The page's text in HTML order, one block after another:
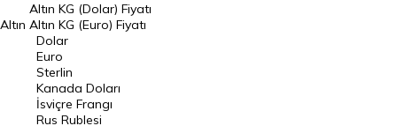
Dolar Kuru
Euro Kuru
Pound Kuru
Frank Kuru
Riyal Kuru
Altın
Altın KG (Dolar) Fiyatı
Altın KG (Euro) Fiyatı
Dolar
Euro
Sterlin
Kanada Doları
İsviçre Frangı
Rus Rublesi